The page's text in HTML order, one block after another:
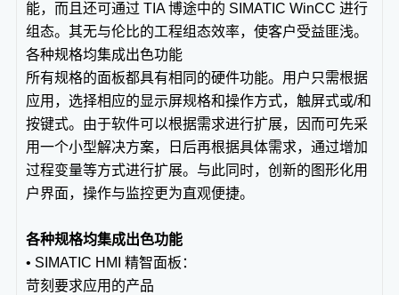
能，而且还可通过 TIA 博途中的 SIMATIC WinCC 进行
组态。其无与伦比的工程组态效率，使客户受益匪浅。
各种规格均集成出色功能
所有规格的面板都具有相同的硬件功能。用户只需根据
应用，选择相应的显示屏规格和操作方式，触屏式或/和
按键式。由于软件可以根据需求进行扩展，因而可先采
用一个小型解决方案，日后再根据具体需求，通过增加
过程变量等方式进行扩展。与此同时，创新的图形化用
户界面，操作与监控更为直观便捷。
各种规格均集成出色功能
• SIMATIC HMI 精智面板：
苛刻要求应用的产品